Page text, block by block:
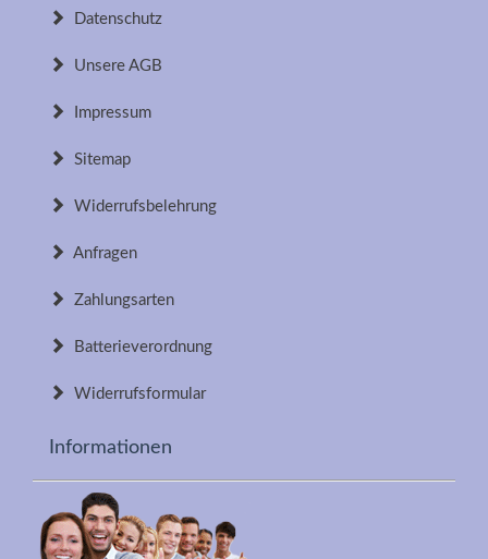
Datenschutz
Unsere AGB
Impressum
Sitemap
Widerrufsbelehrung
Anfragen
Zahlungsarten
Batterieverordnung
Widerrufsformular
Informationen